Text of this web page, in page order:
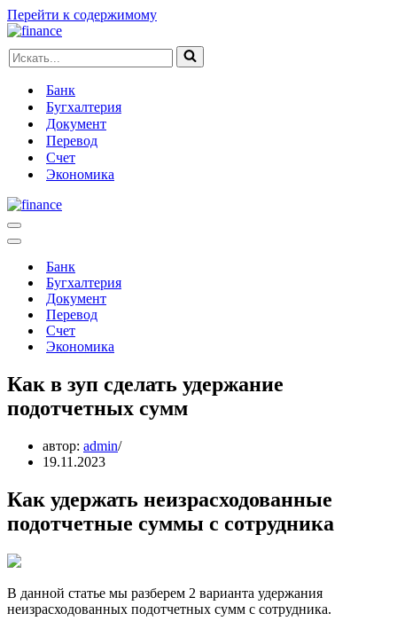
Перейти к содержимому
Искать...
Банк
Бугхалтерия
Документ
Перевод
Счет
Экономика
Меню
навигации
Меню
навигацииБанк
Бугхалтерия
Документ
Перевод
Счет
Экономика
Как в зуп сделать удержание
подотчетных сумм
автор: admin
19.11.2023
Как удержать неизрасходованные
подотчетные суммы с сотрудника
В данной статье мы разберем 2 варианта удержания
неизрасходованных подотчетных сумм с сотрудника.